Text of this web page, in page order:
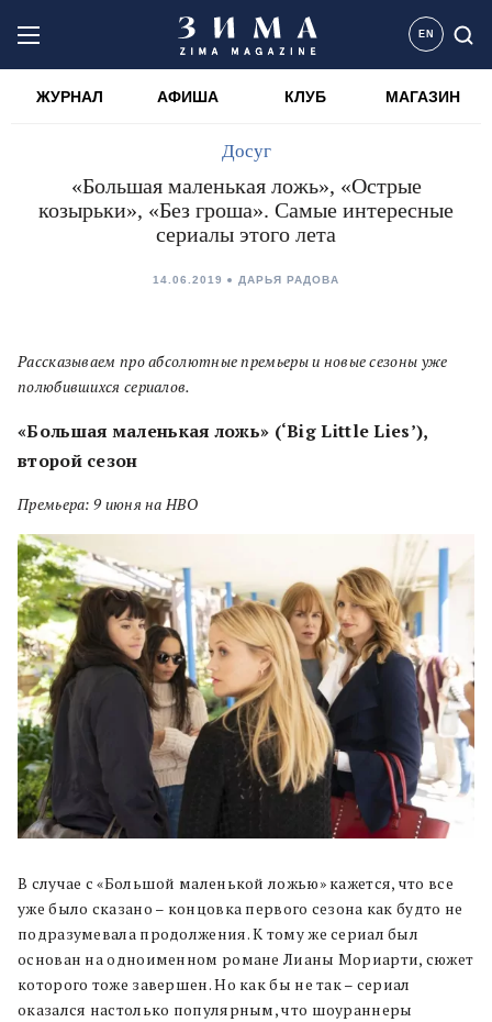
EN
ЖУРНАЛ АФИША КЛУБ МАГАЗИН
Досуг
«Большая маленькая ложь», «Острые
козырьки», «Без гроша». Самые интересные
сериалы этого лета
14.06.2019 ДАРЬЯ РАДОВА
Рассказываем про абсолютные премьеры и новые сезоны уже
полюбившихся сериалов.
«Большая маленькая ложь» (‘Big Little Lies’),
второй сезон
Премьера: 9 июня на HBO
В случае с «Большой маленькой ложью» кажется, что все
уже было сказано – концовка первого сезона как будто не
подразумевала продолжения. К тому же сериал был
основан на одноименном романе Лианы Мориарти, сюжет
которого тоже завершен. Но как бы не так – сериал
оказался настолько популярным, что шоураннеры